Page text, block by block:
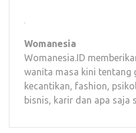
Womanesia
Womanesia.ID
wanita masa kini tentang
kecantikan, fashion,
bisnis, karir dan apa saja